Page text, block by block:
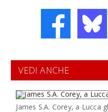
VEDI ANCHE
James S.A. Corey, a Lucca